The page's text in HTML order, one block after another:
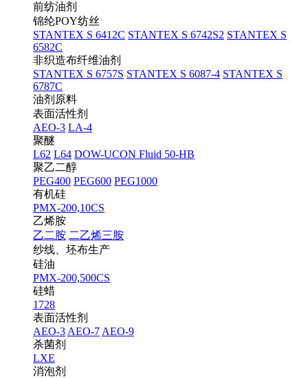
前纺油剂
锦纶POY纺丝
STANTEX S 6412C STANTEX S 6742S2 STANTEX S
6582C
非织造布纤维油剂
STANTEX S 6757S STANTEX S 6087-4 STANTEX S
6787C
油剂原料
表面活性剂
AEO-3 LA-4
聚醚
L62 L64 DOW-UCON Fluid 50-HB
聚乙二醇
PEG400 PEG600 PEG1000
有机硅
PMX-200,10CS
乙烯胺
乙二胺 二乙烯三胺
纱线、坯布生产
硅油
PMX-200,500CS
硅蜡
1728
表面活性剂
AEO-3 AEO-7 AEO-9
杀菌剂
LXE
消泡剂